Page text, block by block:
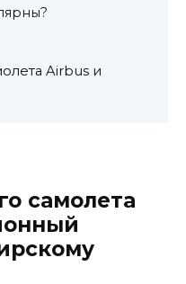
Airbus и
самолета